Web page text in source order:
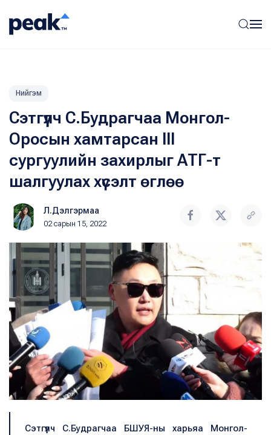
Нийгэм
Сэтгүүлч С.Будрагчаа Монгол-
Оросын хамтарсан III
сургуулийн захирлыг АТГ-т
шалгуулах хүсэлт өглөө
Л.Дэлгэрмаа
02 сарын 15, 2022
Сэтгүүлч С.Будрагчаа БШУЯ-ны харьяа Монгол-